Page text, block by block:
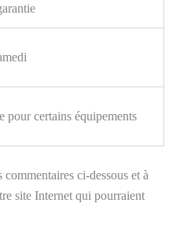
pour certains équipements
ci-dessous et à
site Internet qui pourraient